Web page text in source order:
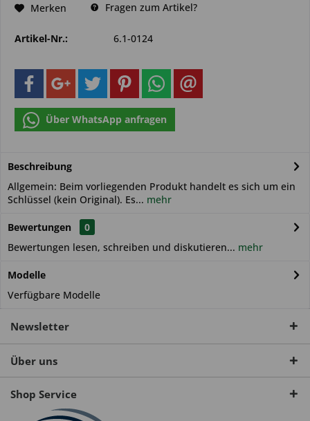
Merken Fragen zum Artikel?
Artikel-Nr.: 6.1-0124
Über WhatsApp anfragen
Beschreibung
Allgemein: Beim vorliegenden Produkt handelt es sich um ein
Schlüssel (kein Original). Es... mehr
Bewertungen
0
Bewertungen lesen, schreiben und diskutieren... mehr
Modelle
Verfügbare Modelle
Newsletter
Über uns
Shop Service